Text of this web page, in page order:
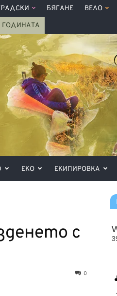
БЯГАНЕ ВЕЛО
ГОДИНАТА
ЕКО ЕКИПИРОВКА
с
0